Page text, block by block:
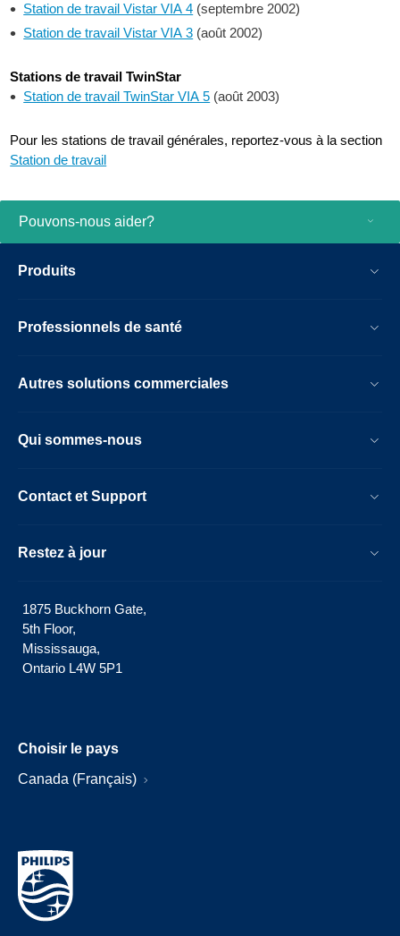
Station de travail Vistar VIA 4 (septembre 2002)
Station de travail Vistar VIA 3 (août 2002)
Stations de travail TwinStar
Station de travail TwinStar VIA 5 (août 2003)
Pour les stations de travail générales, reportez-vous à la section
Station de travail
Pouvons-nous aider?
Produits
Professionnels de santé
Autres solutions commerciales
Qui sommes-nous
Contact et Support
Restez à jour
1875 Buckhorn Gate,
5th Floor,
Mississauga,
Ontario L4W 5P1
Choisir le pays
Canada (Français)